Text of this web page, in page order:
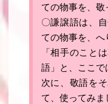
ての物事を、敬
〇謙譲語は、
ての物事を、へ
「相手のこと
語」と、ここで
次に、敬語を
て、使ってみま